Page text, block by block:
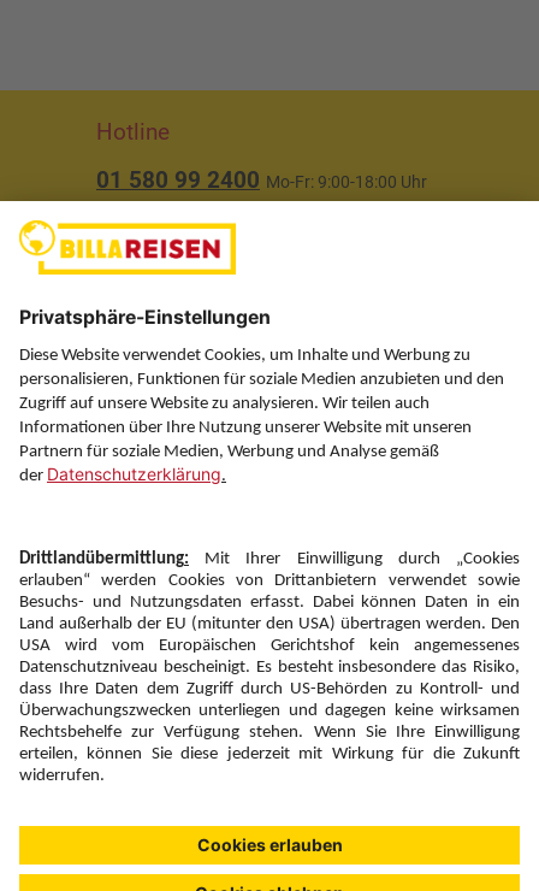
Hotline
01 580 99 2400 Mo-Fr: 9:00-18:00 Uhr
(ausgenommen Feiertage)
Über uns
Service
Information
Folgen Sie uns auf
Newsletter:
Anmelden
Fairness und
Unsere Inhalte: Standards und
Meldung